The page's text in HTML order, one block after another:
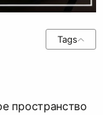
Tags
пространство